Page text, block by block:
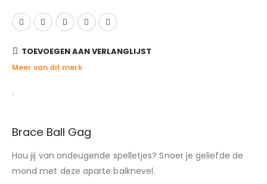
TOEVOEGEN AAN VERLANGLIJST
Meer van dit merk
Brace Ball Gag
Hou jij van ondeugende spelletjes? Snoer je geliefde de
mond met deze aparte balknevel.